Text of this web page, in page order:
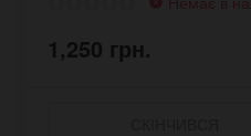
1,250 грн.